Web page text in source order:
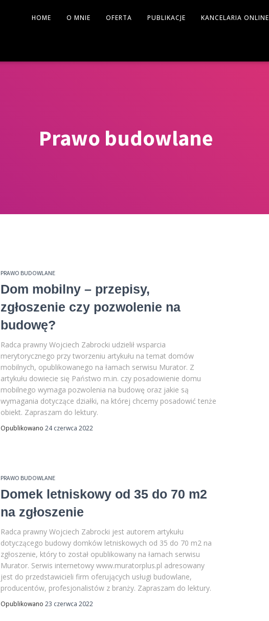
HOME O MNIE OFERTA PUBLIKACJE KANCELARIA ONLINE
Prawo budowlane
PRAWO BUDOWLANE
Dom mobilny – przepisy,
zgłoszenie czy pozwolenie na
budowę?
Radca prawny Wojciech Zabrocki udzielił wsparcia
merytorycznego przy tworzeniu artykułu na temat domów
mobilnych, opublikowanego na łamach serwisu Murator. Z
artykułu dowiecie się Państwo m.in. czy posadowienie domu
mobilnego wymaga pozwolenia na budowę oraz jakie są
wymagania dotyczące działki, na której chcemy posadowić tenże
obiekt. Zapraszam do lektury.
Opublikowano 24 czerwca 2022
PRAWO BUDOWLANE
Domek letniskowy od 35 do 70 m2
na zgłoszenie
Radca prawny Wojciech Zabrocki jest autorem artykułu
dotyczącego budowy domków letniskowych od 35 do 70 m2 na
zgłoszenie, który to został opublikowany na łamach serwisu
Murator. Serwis internetowy www.muratorplus.pl adresowany
jest do przedstawicieli firm oferujących usługi budowlane,
producentów, profesjonalistów z branży. Zapraszam do lektury.
Opublikowano 23 czerwca 2022